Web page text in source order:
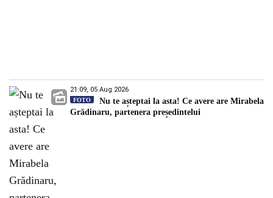
21:09, 05 Aug 2026
FOTO
Nu te așteptai la asta! Ce avere are Mirabela
Grădinaru, partenera președintelui